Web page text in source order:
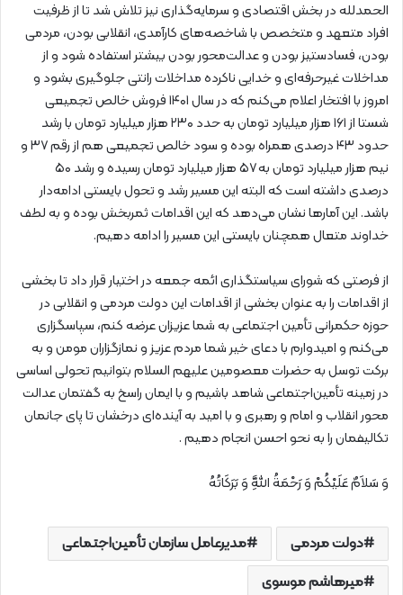
الحمدلله در بخش اقتصادی و سرمایه‌گذاری نیز تلاش شد تا از ظرفیت
افراد متعهد و متخصص با شاخصه‌های کارآمدی، انقلابی بودن، مردمی
بودن، فسادستیز بودن و عدالت‌محور بودن بیشتر استفاده شود و از
مداخلات غیرحرفه‌ای و خدایی ناکرده مداخلات رانتی جلوگیری بشود و
امروز با افتخار اعلام می‌کنم که در سال ۱۴۰۱ فروش خالص تجمیعی
شستا از ۱۶۱ هزار میلیارد تومان به حدد ۲۳۰ هزار میلیارد تومان با رشد
حدود ۴۳ درصدی همراه بوده و سود خالص تجمیعی هم از رقم ۳۷ و
نیم هزار میلیارد تومان به ۵۷ هزار میلیارد تومان رسیده و رشد ۵۰
درصدی داشته است که البته این مسیر رشد و تحول بایستی ادامه‌دار
باشد. این آمارها نشان می‌دهد که این اقدامات ثمربخش بوده و به لطف
خداوند متعال همچنان بایستی این مسیر را ادامه دهیم.
از فرصتی که شورای سیاستگذاری ائمه جمعه در اختیار قرار داد تا بخشی
از اقدامات را به عنوان بخشی از اقدامات این دولت مردمی و انقلابی در
حوزه حکمرانی تأمین اجتماعی به شما عزیزان عرضه کنم، سپاسگزاری
می‌کنم و امیدوارم با دعای خیر شما مردم عزیز و نمازگزاران مومن و به
برکت توسل به حضرات معصومین علیهم السلام بتوانیم تحولی اساسی
در زمینه تأمین‌اجتماعی شاهد باشیم و با ایمان راسخ به گفتمان عدالت
محور انقلاب و امام و رهبری و با امید به آینده‌ای درخشان تا پای جانمان
تکالیفمان را به نحو احسن انجام دهیم .
وَ سَلاَمٌ عَلَیْکُمْ وَ رَحْمَةُ اَللَّهِ وَ بَرَکَاتُهُ
دولت مردمی
مدیرعامل سازمان تأمین‌اجتماعی
میرهاشم موسوی